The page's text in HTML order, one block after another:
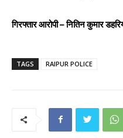
गिरफ्तार आरोपी – नितिन कुमार
TAGS RAIPUR POLICE